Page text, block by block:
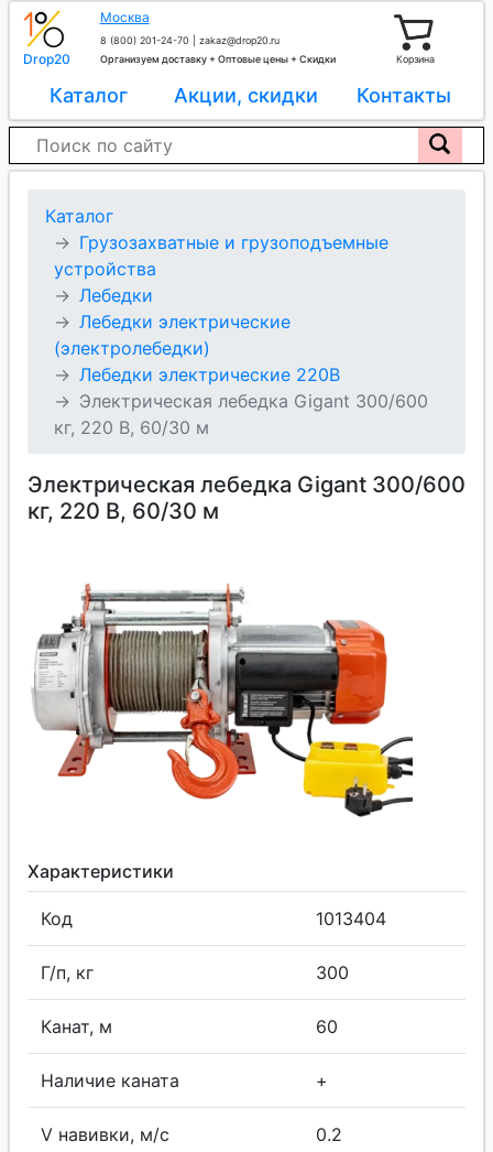
Drop20
Москва
8 (800) 201-24-70
zakaz@drop20.ru
Организуем доставку + Оптовые цены + Скидки
Корзина
Каталог Акции, скидки Контакты
Каталог
Грузозахватные и грузоподъемные
устройства
Лебедки
Лебедки электрические
(электролебедки)
Лебедки электрические 220В
Электрическая лебедка Gigant 300/600
кг, 220 В, 60/30 м
Электрическая лебедка Gigant 300/600
кг, 220 В, 60/30 м
Характеристики
Код 1013404
Г/п, кг 300
Канат, м 60
Наличие каната +
V навивки, м/с 0.2